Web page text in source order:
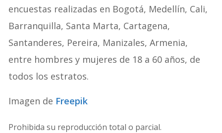
encuestas realizadas en Bogotá, Medellín, Cali,
Barranquilla, Santa Marta, Cartagena,
Santanderes, Pereira, Manizales, Armenia,
entre hombres y mujeres de 18 a 60 años, de
todos los estratos.
Imagen de Freepik
Prohibida su reproducción total o parcial.